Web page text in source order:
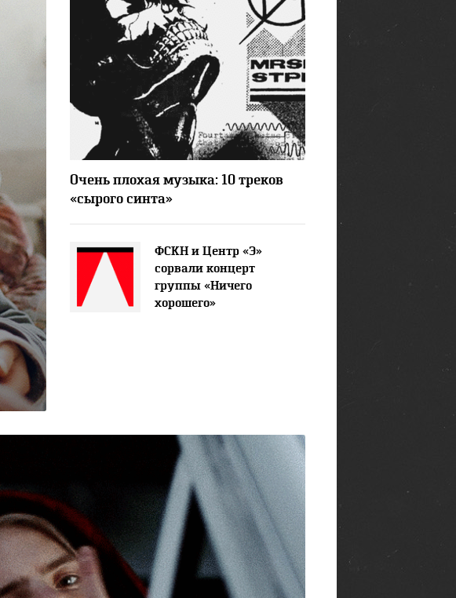
Очень плохая музыка: 10 треков
«сырого синта»
ФСКН и Центр «Э»
сорвали концерт
группы «Ничего
хорошего»